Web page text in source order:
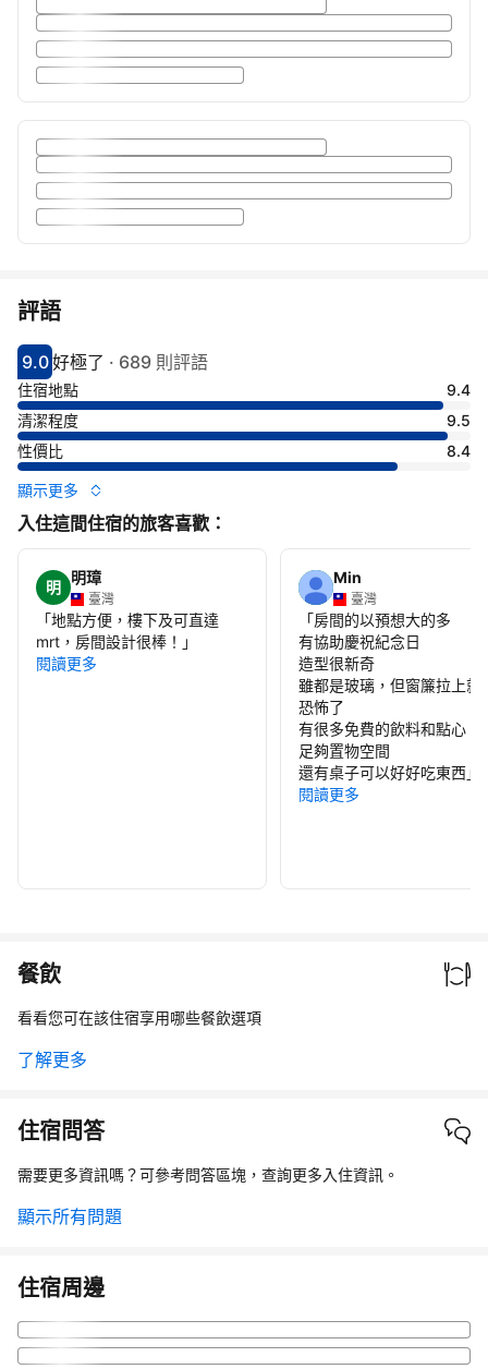
評語
分數9分
9.0
評比好極了
好極了 · 689 則評語
住宿地點
9.4
清潔程度
9.5
性價比
8.4
顯示更多
入住這間住宿的旅客喜歡：
明
明璋
臺灣
「地點方便，樓下及可直達
mrt，房間設計很棒！ 」
閱讀更多
Min
臺灣
「房間的以預想大的多
有協助慶祝紀念日
造型很新奇
雖都是玻璃，但窗簾拉上就
恐怖了
有很多免費的飲料和點心
足夠置物空間
還有桌子可以好好吃東西」
閱讀更多
餐飲
看看您可在該住宿享用哪些餐飲選項
了解更多
住宿問答
需要更多資訊嗎？可參考問答區塊，查詢更多入住資訊。
顯示所有問題
住宿周邊